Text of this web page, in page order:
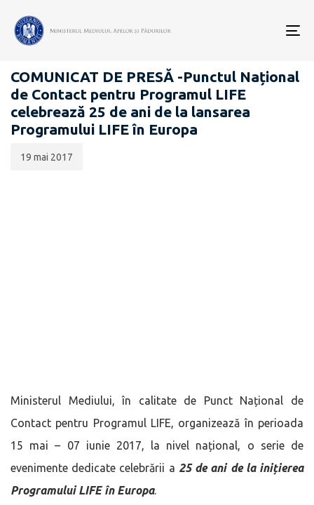
COMUNICATE DE PRESĂ
COMUNICAT DE PRESĂ -Punctul Național
de Contact pentru Programul LIFE
celebrează 25 de ani de la lansarea
Programului LIFE în Europa
publicării:
19 mai 2017
Ministerul Mediului, în calitate de Punct Național de
Contact pentru Programul LIFE, organizează în perioada
15 mai – 07 iunie 2017, la nivel național, o serie de
evenimente dedicate celebrării a 25 de ani de la inițierea
Programului LIFE în Europa.